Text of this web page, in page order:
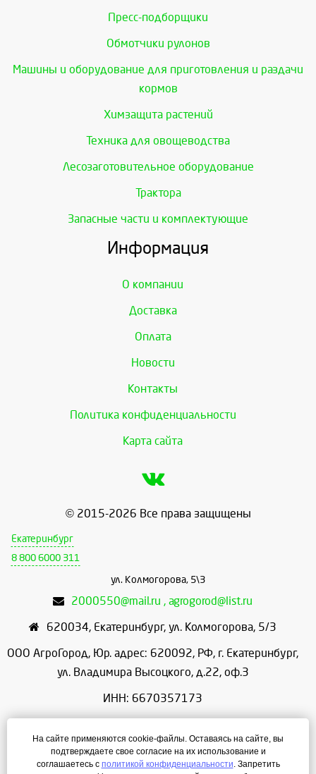
Пресс-подборщики
Обмотчики рулонов
Машины и оборудование для приготовления и раздачи
кормов
Химзащита растений
Техника для овощеводства
Лесозаготовительное оборудование
Трактора
Запасные части и комплектующие
Информация
О компании
Доставка
Оплата
Новости
Контакты
Политика конфиденциальности
Карта сайта
© 2015-2026 Все права защищены
Екатеринбург
8 800 6000 311
ул. Колмогорова, 5\3
2000550@mail.ru , agrogorod@list.ru
620034, Екатеринбург, ул. Колмогорова, 5/3
ООО АгроГород, Юр. адрес: 620092, РФ, г. Екатеринбург,
ул. Владимира Высоцкого, д.22, оф.3
ИНН: 6670357173
ОГРН: 1156658086166
На сайте применяются cookie-файлы. Оставаясь на сайте, вы
подтверждаете свое согласие на их использование и
соглашаетесь с политикой конфиденциальности. Запретить